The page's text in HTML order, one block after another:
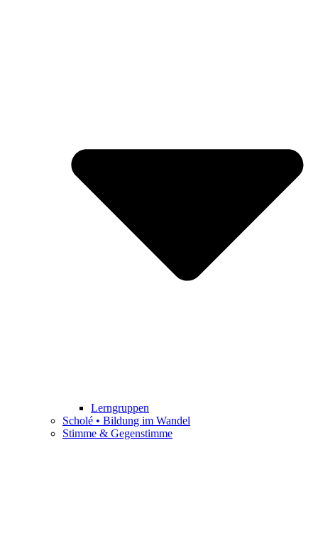
Lerngruppen
Scholé • Bildung im Wandel
Stimme & Gegenstimme